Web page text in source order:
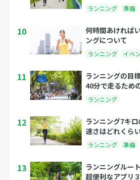
ランニング 準備
10
何時間あければ
ングについて
ランニング イベ
11
ランニングの目
40分で走るため
ランニング
12
ランニング7キロ
速さはどれくら
ランニング 準備
13
ランニングルー
超便利なアプリ